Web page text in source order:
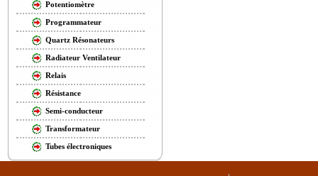
Potentiomètre
Programmateur
Quartz Résonateurs
Radiateur Ventilateur
Relais
Résistance
Semi-conducteur
Transformateur
Tubes électroniques